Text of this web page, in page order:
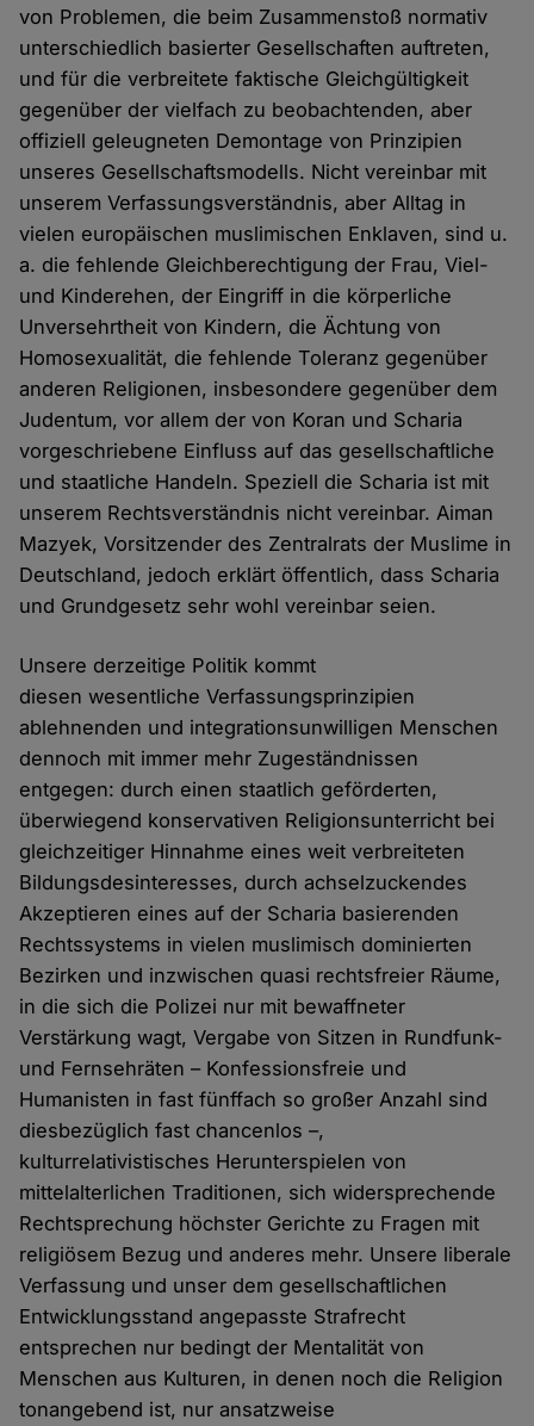
von Problemen, die beim Zusammenstoß normativ
unterschiedlich basierter Gesellschaften auftreten,
und für die verbreitete faktische Gleichgültigkeit
gegenüber der vielfach zu beobachtenden, aber
offiziell geleugneten Demontage von Prinzipien
unseres Gesellschaftsmodells. Nicht vereinbar mit
unserem Verfassungsverständnis, aber Alltag in
vielen europäischen muslimischen Enklaven, sind u.
a. die fehlende Gleichberechtigung der Frau, Viel-
und Kinderehen, der Eingriff in die körperliche
Unversehrtheit von Kindern, die Ächtung von
Homosexualität, die fehlende Toleranz gegenüber
anderen Religionen, insbesondere gegenüber dem
Judentum, vor allem der von Koran und Scharia
vorgeschriebene Einfluss auf das gesellschaftliche
und staatliche Handeln. Speziell die Scharia ist mit
unserem Rechtsverständnis nicht vereinbar. Aiman
Mazyek, Vorsitzender des Zentralrats der Muslime in
Deutschland, jedoch erklärt öffentlich, dass Scharia
und Grundgesetz sehr wohl vereinbar seien.
Unsere derzeitige Politik kommt
diesen wesentliche Verfassungsprinzipien
ablehnenden und integrationsunwilligen Menschen
dennoch mit immer mehr Zugeständnissen
entgegen: durch einen staatlich geförderten,
überwiegend konservativen Religionsunterricht bei
gleichzeitiger Hinnahme eines weit verbreiteten
Bildungsdesinteresses, durch achselzuckendes
Akzeptieren eines auf der Scharia basierenden
Rechtssystems in vielen muslimisch dominierten
Bezirken und inzwischen quasi rechtsfreier Räume,
in die sich die Polizei nur mit bewaffneter
Verstärkung wagt, Vergabe von Sitzen in Rundfunk-
und Fernsehräten – Konfessionsfreie und
Humanisten in fast fünffach so großer Anzahl sind
diesbezüglich fast chancenlos –,
kulturrelativistisches Herunterspielen von
mittelalterlichen Traditionen, sich widersprechende
Rechtsprechung höchster Gerichte zu Fragen mit
religiösem Bezug und anderes mehr. Unsere liberale
Verfassung und unser dem gesellschaftlichen
Entwicklungsstand angepasste Strafrecht
entsprechen nur bedingt der Mentalität von
Menschen aus Kulturen, in denen noch die Religion
tonangebend ist, nur ansatzweise